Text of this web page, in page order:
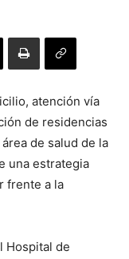
atención vía
de residencias
de salud de la
una estrategia
frente a la
Hospital de